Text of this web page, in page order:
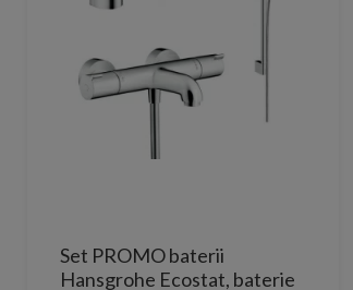
Set PROMO baterii
Hansgrohe Ecostat, baterie